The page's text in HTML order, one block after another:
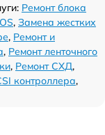
Ремонт блока
, Замена жестких
, Ремонт и
, Ремонт ленточного
, Ремонт СХД,
контроллера,